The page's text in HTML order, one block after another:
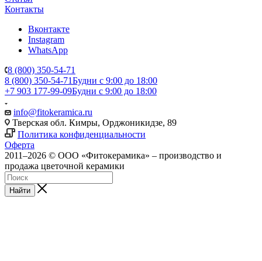
Контакты
Вконтакте
Instagram
WhatsApp
8 (800) 350-54-71
8 (800) 350-54-71Будни с 9:00 до 18:00
+7 903 177-99-09Будни с 9:00 до 18:00
info@fitokeramica.ru
Тверская обл. Кимры, Орджоникидзе, 89
Политика конфиденциальности
Оферта
2011–2026 © ООО «Фитокерамика» – производство и
продажа цветочной керамики
Найти